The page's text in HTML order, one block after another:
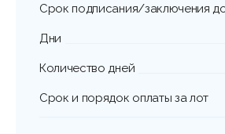
Срок подписания/заключения
Дни
Количество дней
Срок и порядок оплаты за лот